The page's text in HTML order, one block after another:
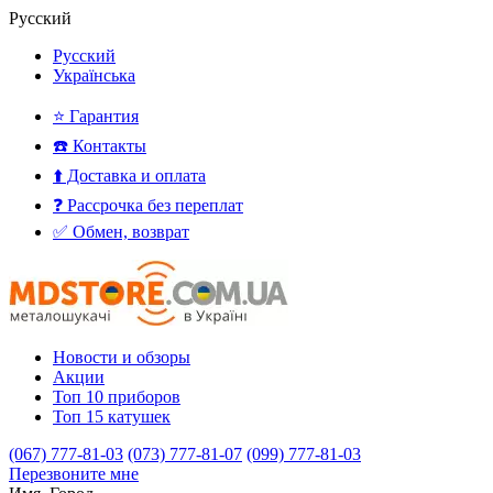
Русский
Русский
Українська
⭐ Гарантия
☎️ Контакты
⬆️ Доставка и оплата
❓ Рассрочка без переплат
✅ Обмен, возврат
Новости и обзоры
Акции
Топ 10 приборов
Топ 15 катушек
(067) 777-81-03 (073) 777-81-07 (099) 777-81-03
Перезвоните мне